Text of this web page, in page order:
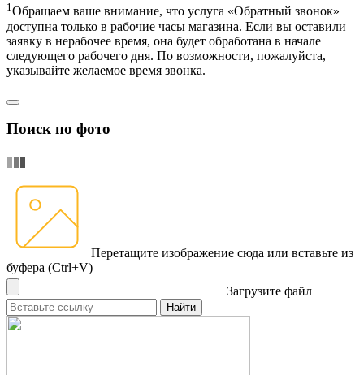
1Обращаем ваше внимание, что услуга «Обратный звонок»
доступна только в рабочие часы магазина. Если вы оставили
заявку в нерабочее время, она будет обработана в начале
следующего рабочего дня. По возможности, пожалуйста,
указывайте желаемое время звонка.
Поиск по фото
Перетащите изображение сюда или вставьте из
буфера (Ctrl+V)
Загрузите файл
Найти